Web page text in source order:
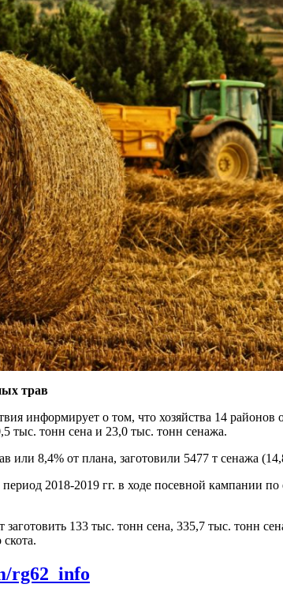
трав
информирует о том, что хозяйства 14
тыс. тонн сена и 23,0 тыс. тонн сенажа.
или 8,4% от плана, заготовили 5477 т сенажа
2018-2019 гг. в ходе посевной кампании
133 тыс. тонн сена, 335,7 тыс. тонн
rg62_info